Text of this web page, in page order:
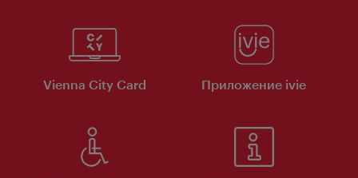
Vienna City Card Приложение ivie